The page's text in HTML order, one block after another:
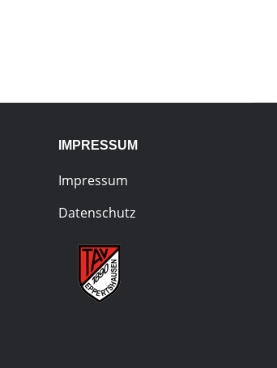
IMPRESSUM
Impressum
Datenschutz